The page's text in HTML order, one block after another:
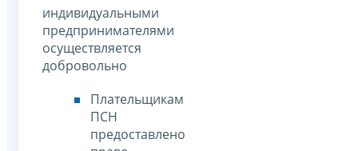
индивидуальными
предпринимателями
осуществляется
добровольно
Плательщикам
ПСН
предоставлено